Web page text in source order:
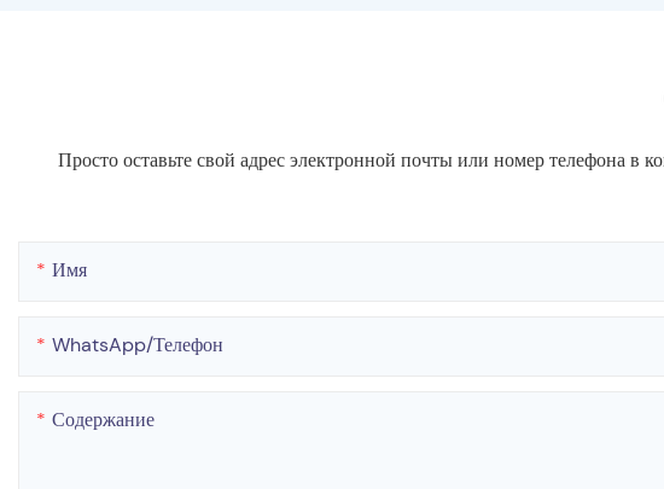
Просто оставьте свой адрес электронной почты или номер телефона
Имя
WhatsApp/телефон
Содержание